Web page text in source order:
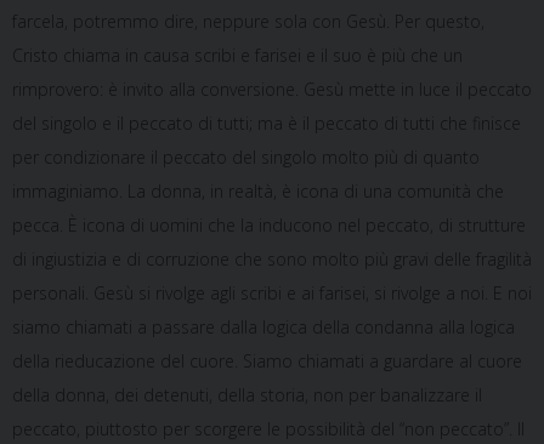
farcela, potremmo dire, neppure sola con Gesù. Per questo,
Cristo chiama in causa scribi e farisei e il suo è più che un
rimprovero: è invito alla conversione. Gesù mette in luce il peccato
del singolo e il peccato di tutti; ma è il peccato di tutti che finisce
per condizionare il peccato del singolo molto più di quanto
immaginiamo. La donna, in realtà, è icona di una comunità che
pecca. È icona di uomini che la inducono nel peccato, di strutture
di ingiustizia e di corruzione che sono molto più gravi delle fragilità
personali. Gesù si rivolge agli scribi e ai farisei, si rivolge a noi. E noi
siamo chiamati a passare dalla logica della condanna alla logica
della rieducazione del cuore. Siamo chiamati a guardare al cuore
della donna, dei detenuti, della storia, non per banalizzare il
peccato, piuttosto per scorgere le possibilità del “non peccato”. Il